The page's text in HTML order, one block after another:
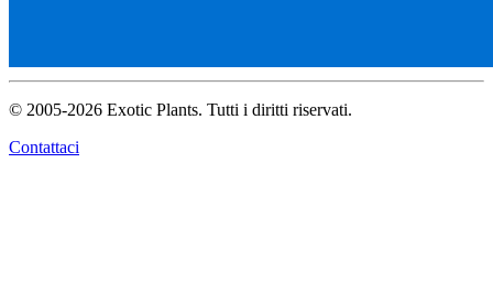
© 2005-2026 Exotic Plants. Tutti i diritti riservati.
Contattaci